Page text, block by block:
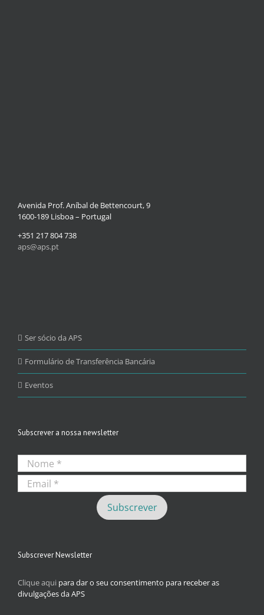
Avenida Prof. Aníbal de Bettencourt, 9
1600-189 Lisboa – Portugal
+351 217 804 738
aps@aps.pt
Ser sócio da APS
Formulário de Transferência Bancária
Eventos
Subscrever a nossa newsletter
Subscrever Newsletter
Clique aqui para dar o seu consentimento para receber as
divulgações da APS